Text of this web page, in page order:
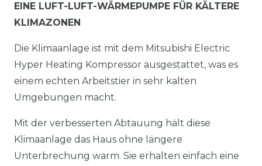
EINE LUFT-LUFT-WÄRMEPUMPE FÜR KÄLTERE
KLIMAZONEN
Die Klimaanlage ist mit dem Mitsubishi Electric
Hyper Heating Kompressor ausgestattet, was es
einem echten Arbeitstier in sehr kalten
Umgebungen macht.
Mit der verbesserten Abtauung hält diese
Klimaanlage das Haus ohne längere
Unterbrechung warm. Sie erhalten einfach eine